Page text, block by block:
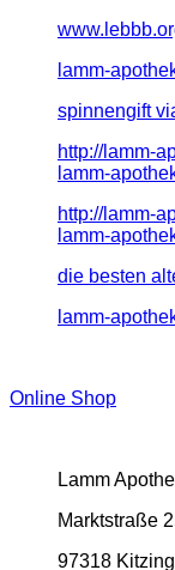
lamm-
spinnengift
http://lamm-
lamm-
http://lamm-
lamm-
die besten
lamm-
Online Shop
Lamm
Marktstraße
97318